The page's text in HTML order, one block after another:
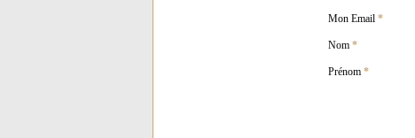
Mon Email *
Nom *
Prénom *